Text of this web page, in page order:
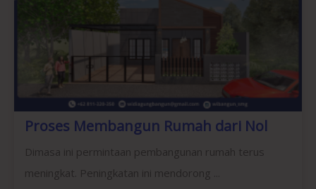
Proses Membangun Rumah dari Nol
Dimasa ini permintaan pembangunan rumah terus
meningkat. Peningkatan ini mendorong ...